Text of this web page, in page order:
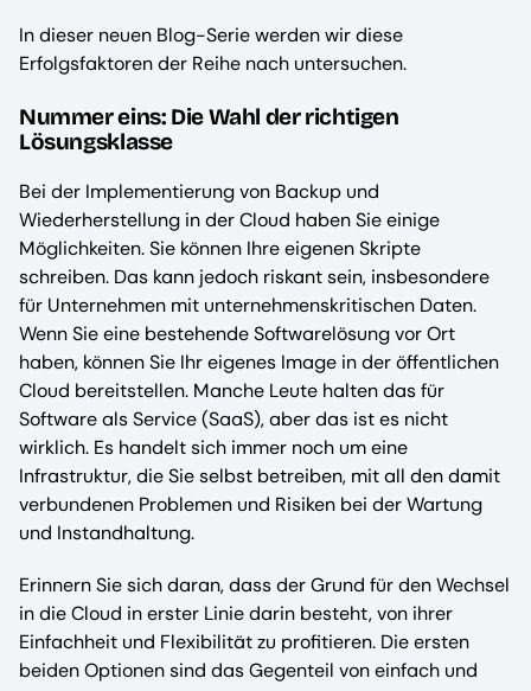
In dieser neuen Blog-Serie werden wir diese
Erfolgsfaktoren der Reihe nach untersuchen.
Nummer eins: Die Wahl der richtigen
Lösungsklasse
Bei der Implementierung von Backup und
Wiederherstellung in der Cloud haben Sie einige
Möglichkeiten. Sie können Ihre eigenen Skripte
schreiben. Das kann jedoch riskant sein, insbesondere
für Unternehmen mit unternehmenskritischen Daten.
Wenn Sie eine bestehende Softwarelösung vor Ort
haben, können Sie Ihr eigenes Image in der öffentlichen
Cloud bereitstellen. Manche Leute halten das für
Software als Service (SaaS), aber das ist es nicht
wirklich. Es handelt sich immer noch um eine
Infrastruktur, die Sie selbst betreiben, mit all den damit
verbundenen Problemen und Risiken bei der Wartung
und Instandhaltung.
Erinnern Sie sich daran, dass der Grund für den Wechsel
in die Cloud in erster Linie darin besteht, von ihrer
Einfachheit und Flexibilität zu profitieren. Die ersten
beiden Optionen sind das Gegenteil von einfach und